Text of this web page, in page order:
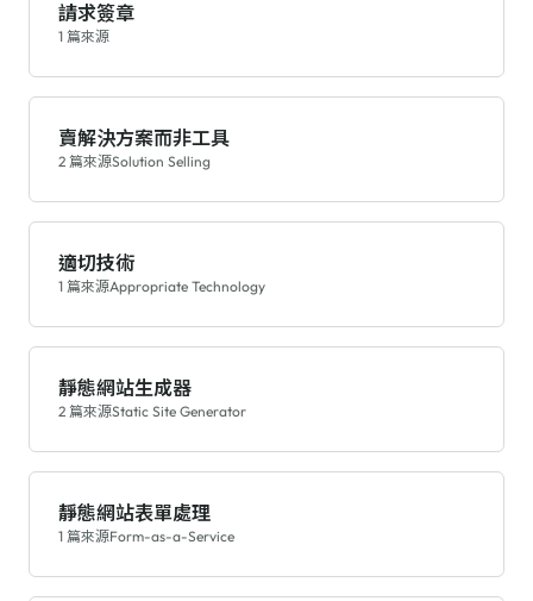
請求簽章
1 篇來源
賣解決方案而非工具
2 篇來源Solution Selling
適切技術
1 篇來源Appropriate Technology
靜態網站生成器
2 篇來源Static Site Generator
靜態網站表單處理
1 篇來源Form-as-a-Service